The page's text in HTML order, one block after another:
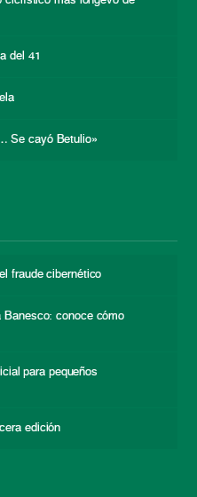
del 41
Se cayó Betulio»
fraude cibernético
Banesco: conoce cómo
para pequeños
edición